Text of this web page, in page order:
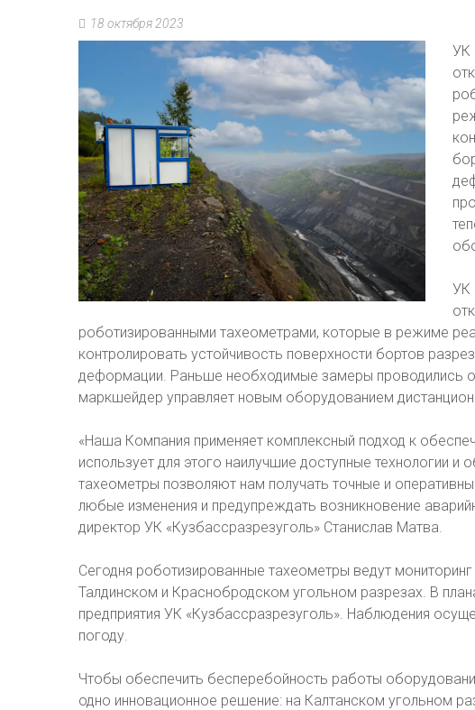
18 октября 2023
УК
УК
роботизированными тахеометрами, которые в режиме
контролировать устойчивость поверхности бортов
деформации. Раньше необходимые замеры проводились
маркшейдер управляет новым оборудованием
«Наша Компания применяет комплексный подход к
использует для этого наилучшие доступные технологии
тахеометры позволяют нам получать точные и
любые изменения и предупреждать возникновение
директор УК «Кузбассразрезуголь» Станислав Матва.
Сегодня роботизированные тахеометры ведут
Талдинском и Краснобродском угольном разрезах. В
предприятия УК «Кузбассразрезуголь». Наблюдения
погоду.
Чтобы обеспечить бесперебойность работы
одно инновационное решение: на Калтанском угольном